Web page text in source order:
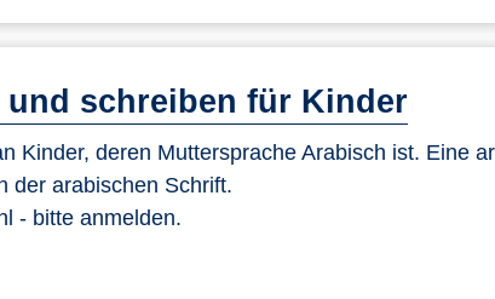
schreiben für Kinder
Kinder, deren Muttersprache Arabisch ist. Eine
der arabischen Schrift.
- bitte anmelden.